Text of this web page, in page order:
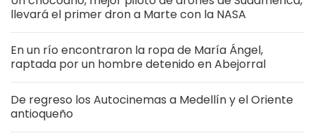
llevará el primer dron a Marte con la NASA
En un río encontraron la ropa de María Ángel,
raptada por un hombre detenido en Abejorral
De regreso los Autocinemas a Medellín y el Oriente
antioqueño